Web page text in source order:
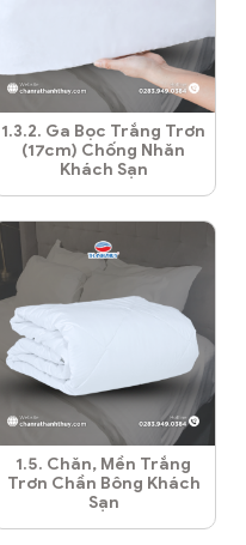
1.3.2. Ga Bọc Trắng Trơn
(17cm) Chống Nhăn
Khách Sạn
1.5. Chăn, Mền Trắng
Trơn Chần Bông Khách
Sạn